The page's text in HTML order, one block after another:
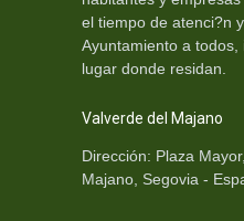
el tiempo de atenci?n
Ayuntamiento a
lugar donde residan.
Valverde del Majano
Dirección: Plaza
Majano, Segovia -